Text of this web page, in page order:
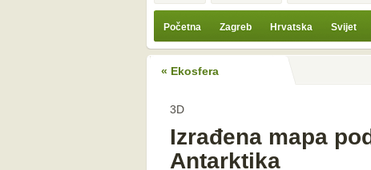
Početna Zagreb Hrvatska Svijet
« Ekosfera
3D
Izrađena mapa
Antarktika